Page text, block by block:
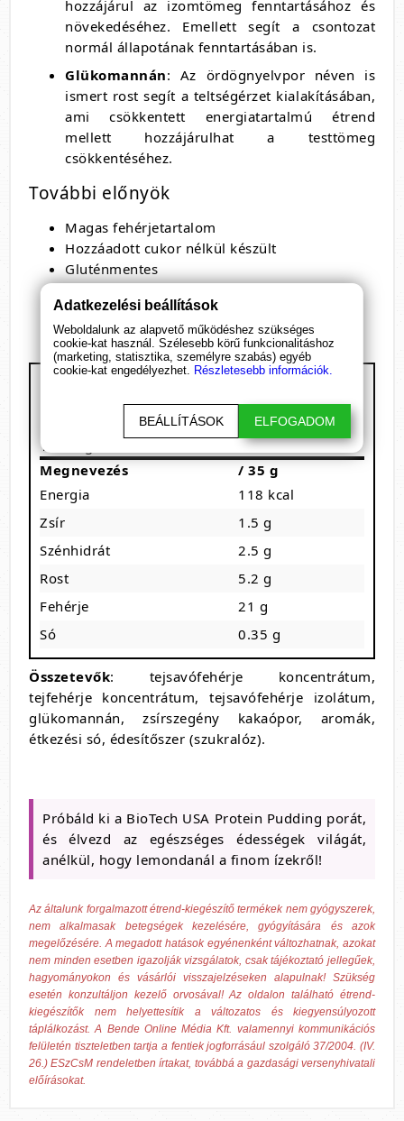
hozzájárul az izomtömeg fenntartásához és
növekedéséhez. Emellett segít a csontozat
normál állapotának fenntartásában is.
Glükomannán: Az ördögnyelvpor néven is
ismert rost segít a teltségérzet kialakításában,
ami csökkentett energiatartalmú étrend
mellett hozzájárulhat a testtömeg
csökkentéséhez.
További előnyök
Magas fehérjetartalom
Hozzáadott cukor nélkül készült
Gluténmentes
Tartósítószermentes
10 adagot tartalmaz
Megnevezés
/ 35 g
Energia
118 kcal
Zsír
1.5 g
Szénhidrát
2.5 g
Rost
5.2 g
Fehérje
21 g
Só
0.35 g
Összetevők: tejsavófehérje koncentrátum,
tejfehérje koncentrátum, tejsavófehérje izolátum,
glükomannán, zsírszegény kakaópor, aromák,
étkezési só, édesítőszer (szukralóz).
Próbáld ki a BioTech USA Protein Pudding porát,
és élvezd az egészséges édességek világát,
anélkül, hogy lemondanál a finom ízekről!
Az általunk forgalmazott étrend-kiegészítő termékek nem gyógyszerek,
nem alkalmasak betegségek kezelésére, gyógyítására és azok
megelőzésére. A megadott hatások egyénenként változhatnak, azokat
nem minden esetben igazolják vizsgálatok, csak tájékoztató jellegűek,
hagyományokon és vásárlói visszajelzéseken alapulnak! Szükség
esetén konzultáljon kezelő orvosával! Az oldalon található étrend-
kiegészítők nem helyettesítik a változatos és kiegyensúlyozott
táplálkozást. A Bende Online Média Kft. valamennyi kommunikációs
felületén tiszteletben tartja a fentiek jogforrásául szolgáló 37/2004. (IV.
26.) ESzCsM rendeletben írtakat, továbbá a gazdasági versenyhivatali
előírásokat.
Adatkezelési beállítások
Weboldalunk az alapvető működéshez szükséges
cookie-kat használ. Szélesebb körű funkcionalitáshoz
(marketing, statisztika, személyre szabás) egyéb
cookie-kat engedélyezhet. Részletesebb információk.
BEÁLLÍTÁSOK ELFOGADOM